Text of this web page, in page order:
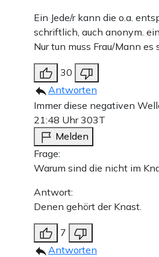
Ein Jede/r kann die o.a.
schriftlich, auch anonym.
Nur tun muss Frau/Mann es
30
Antworten
Immer diese negativen
21:48 Uhr303T
Melden
Frage:
Warum sind die nicht im
Antwort:
Denen gehört der Knast.
7
Antworten